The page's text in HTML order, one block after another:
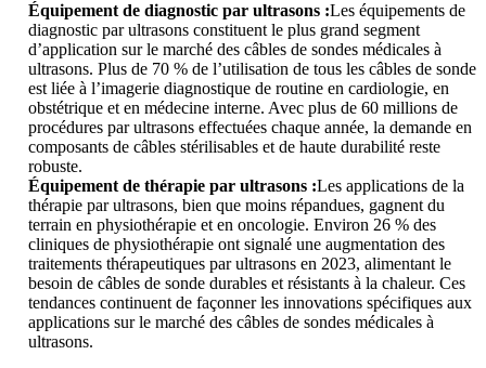
Équipement de diagnostic par ultrasons :Les équipements de
diagnostic par ultrasons constituent le plus grand segment
d’application sur le marché des câbles de sondes médicales à
ultrasons. Plus de 70 % de l’utilisation de tous les câbles de sonde
est liée à l’imagerie diagnostique de routine en cardiologie, en
obstétrique et en médecine interne. Avec plus de 60 millions de
procédures par ultrasons effectuées chaque année, la demande en
composants de câbles stérilisables et de haute durabilité reste
robuste.
Équipement de thérapie par ultrasons :Les applications de la
thérapie par ultrasons, bien que moins répandues, gagnent du
terrain en physiothérapie et en oncologie. Environ 26 % des
cliniques de physiothérapie ont signalé une augmentation des
traitements thérapeutiques par ultrasons en 2023, alimentant le
besoin de câbles de sonde durables et résistants à la chaleur. Ces
tendances continuent de façonner les innovations spécifiques aux
applications sur le marché des câbles de sondes médicales à
ultrasons.